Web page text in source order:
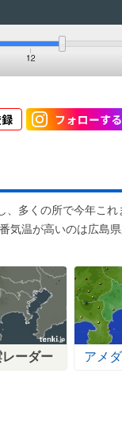
多くの所で今年こ
気温が高いのは広島
ーダー アメ